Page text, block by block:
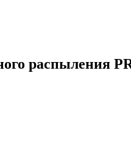
распыления